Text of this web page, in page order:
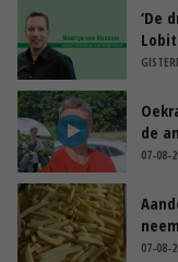
‘De
de
07-08-
07-08-